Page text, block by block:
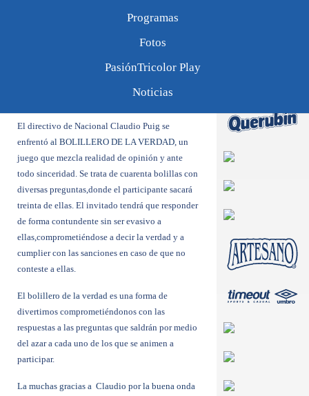
Programas
Fotos
PasiónTricolor Play
Noticias
El directivo de Nacional Claudio Puig se
enfrentó al BOLILLERO DE LA VERDAD, un
juego que mezcla realidad de opinión y ante
todo sinceridad. Se trata de cuarenta bolillas con
diversas preguntas,donde el participante sacará
treinta de ellas. El invitado tendrá que responder
de forma contundente sin ser evasivo a
ellas,comprometiéndose a decir la verdad y a
cumplier con las sanciones en caso de que no
conteste a ellas.
El bolillero de la verdad es una forma de
divertirnos comprometiéndonos con las
respuestas a las preguntas que saldrán por medio
del azar a cada uno de los que se animen a
participar.
La muchas gracias a Claudio por la buena onda